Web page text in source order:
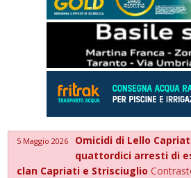
5 Maggio 2026
Omicidi di Lello
quattordici arresti di
clan Capriati e Strisciuglio